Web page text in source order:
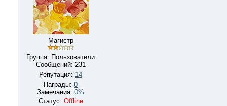
Магистр
Группа: Пользователи
Сообщений: 231
Репутация: 14
Награды: 0
Замечания: 0%
Статус: Offline